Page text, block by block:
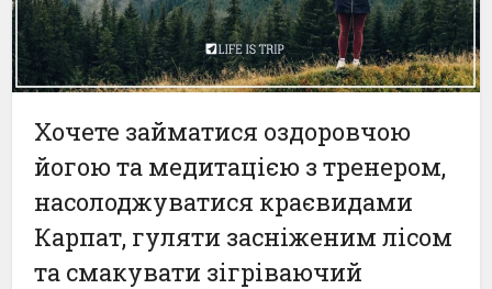
Хочете займатися оздоровчою
йогою та медитацією з тренером,
насолоджуватися краєвидами
Карпат, гуляти засніженим лісом
та смакувати зігріваючий